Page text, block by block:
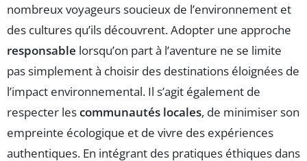
nombreux voyageurs soucieux de l’environnement et
des cultures qu’ils découvrent. Adopter une approche
responsable lorsqu’on part à l’aventure ne se limite
pas simplement à choisir des destinations éloignées de
l’impact environnemental. Il s’agit également de
respecter lescommunautés locales, de minimiser son
empreinte écologique et de vivre des expériences
authentiques. En intégrant des pratiques éthiques dans